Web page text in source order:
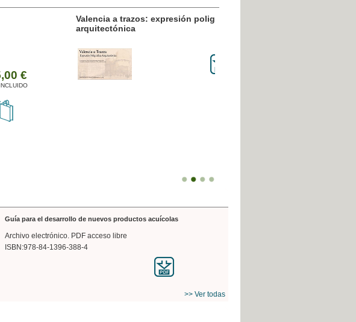
Valencia a trazos: expresión poligráfica
Guía para el desarrollo de nuevos productos acuícolas
Archivo electrónico. PDF acceso libre
ISBN:978-84-1396-388-4
>> Ver todas